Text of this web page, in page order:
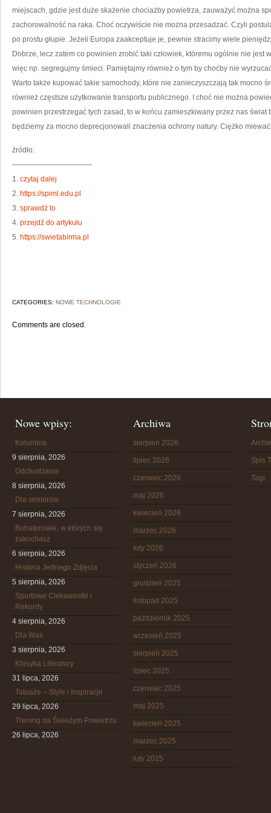
miejscach, gdzie jest duże skażenie chociażby powietrza, zauważyć można
zachorowalność na raka. Choć oczywiście nie można przesadzać. Czyli
po prostu głupie. Jeżeli Europa zaakceptuje je, pewnie stracimy wiele
Dobrze, lecz zatem co powinien zrobić taki człowiek, któremu ogólnie nie jest
więc np. segregujmy śmieci. Pamiętajmy również o tym by choćby nie
Warto także kupować takie samochody, które nie zanieczyszczają tak mocno
również częstsze użytkowanie transportu publicznego. I choć nie można
powinien przestrzegać tych zasad, to w końcu zamieszkiwany przez nas
będziemy za mocno deprecjonowali znaczenia ochrony natury. Ciężko
źródło:
———————————
1. czytaj dalej
2. https://spiml.edu.pl
3. sprawdź to
4. przejdź do artykułu
5. https://swietabirma.pl
CATEGORIES: NOWE TECHNOLOGIE
Comments are closed.
Nowe wpisy:
Kolumbia
9 sierpnia, 2026
Odchudzanie
8 sierpnia, 2026
Dla seniorów
7 sierpnia, 2026
Bohaterowie, w których się
zakochasz
6 sierpnia, 2026
Historia Jednego Zdjęcia
5 sierpnia, 2026
Sportowe Ciekawostki i
Rekordy
4 sierpnia, 2026
Dla Was
3 sierpnia, 2026
Klasyka Literatury
31 lipca, 2026
Tatuaże – Style i Inspiracje
29 lipca, 2026
Trening na Świeżym Powietrzu
26 lipca, 2026
Archiwa
sierpień 2026
lipiec 2026
czerwiec 2026
maj 2026
kwiecień 2026
marzec 2026
luty 2026
styczeń 2026
grudzień 2025
listopad 2025
październik 2025
wrzesień 2025
sierpień 2025
lipiec 2025
czerwiec 2025
maj 2025
kwiecień 2025
marzec 2025
luty 2025
Spis
Tagi